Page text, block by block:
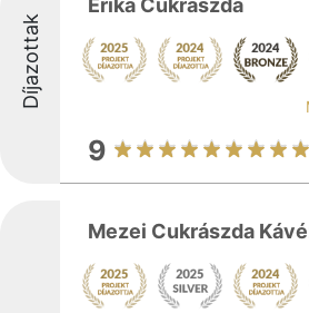
Díjazottak
Erika Cukrászda
9
Mezei Cukrászda